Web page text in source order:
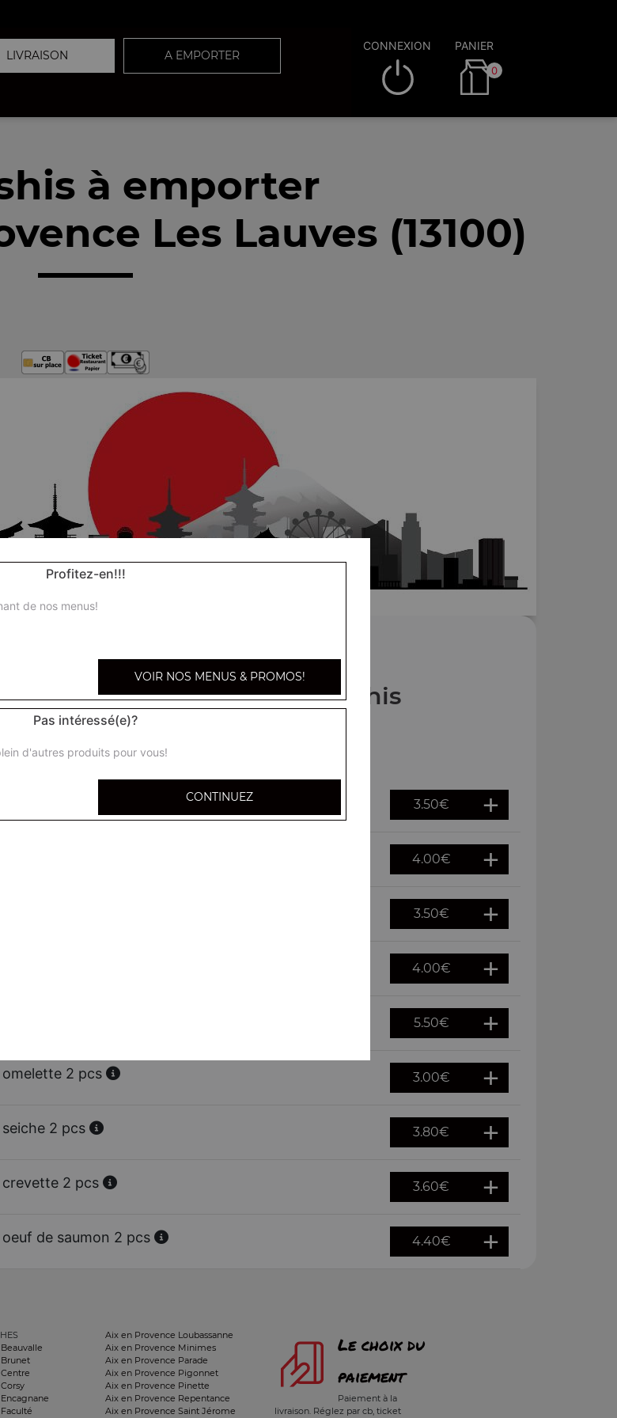
LIVRAISON A EMPORTER
CONNEXION PANIER
0
à emporter
Les Lauves (13100)
Nos Sushis
3.50€
4.00€
3.50€
4.00€
5.50€
omelette 2 pcs 3.00€
seiche 2 pcs 3.80€
crevette 2 pcs 3.60€
oeuf de saumon 2 pcs 4.40€
Aix en Provence Loubassanne
Aix en Provence Minimes
Aix en Provence Parade
Aix en Provence Pigonnet
Aix en Provence Pinette
Aix en Provence Repentance
Aix en Provence Saint Jérome
Le choix du
paiement
Paiement à la
livraison. Réglez par cb, ticket
Profitez-en!!!
de nos menus!
VOIR NOS MENUS & PROMOS!
Pas intéressé(e)?
d'autres produits pour vous!
CONTINUEZ